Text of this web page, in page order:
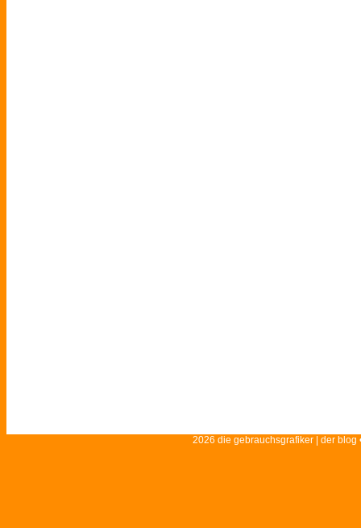
2026 die gebrauchsgrafiker | der blog